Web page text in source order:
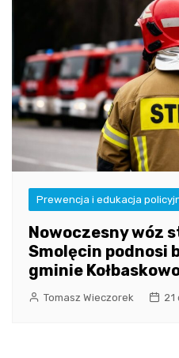
Prewencja i edukacja
Nowoczesny wóz
Smolęcin podnosi
gminie
Tomasz Wieczorek 21